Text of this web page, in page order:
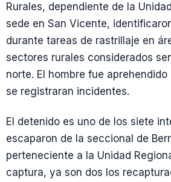
Rurales, dependiente de la
sede en San Vicente,
durante tareas de rastrillaje en
sectores rurales considerados
norte. El hombre fue
se registraran incidentes.
El detenido es uno de los siete
escaparon de la seccional de
perteneciente a la Unidad
captura, ya son dos los